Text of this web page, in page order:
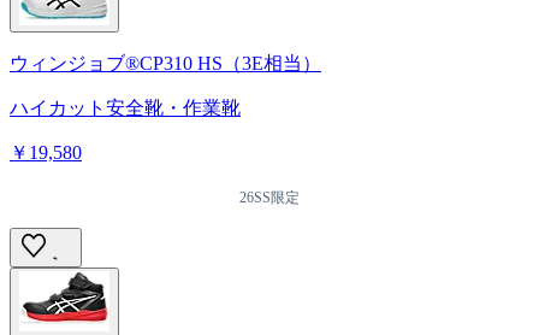
ウィンジョブ®CP310 HS（3E相当）
ハイカット安全靴・作業靴
￥19,580
26SS限定